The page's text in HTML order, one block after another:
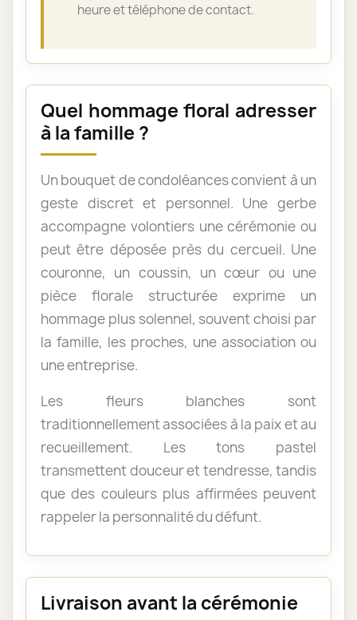
heure et téléphone de contact.
Quel hommage floral adresser
à la famille ?
Un bouquet de condoléances convient à un
geste discret et personnel. Une gerbe
accompagne volontiers une cérémonie ou
peut être déposée près du cercueil. Une
couronne, un coussin, un cœur ou une
pièce florale structurée exprime un
hommage plus solennel, souvent choisi par
la famille, les proches, une association ou
une entreprise.
Les fleurs blanches sont
traditionnellement associées à la paix et au
recueillement. Les tons pastel
transmettent douceur et tendresse, tandis
que des couleurs plus affirmées peuvent
rappeler la personnalité du défunt.
Livraison avant la cérémonie